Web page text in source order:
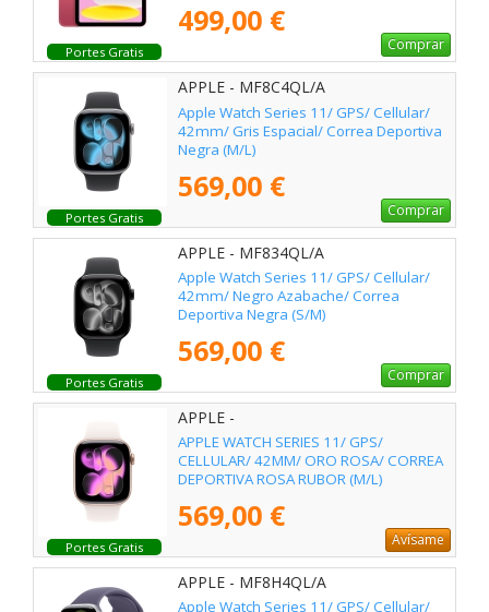
Portes Gratis
499,00 €
Comprar
Portes Gratis
APPLE - MF8C4QL/A
Apple Watch Series 11/ GPS/ Cellular/
42mm/ Gris Espacial/ Correa Deportiva
Negra (M/L)
569,00 €
Comprar
Portes Gratis
APPLE - MF834QL/A
Apple Watch Series 11/ GPS/ Cellular/
42mm/ Negro Azabache/ Correa
Deportiva Negra (S/M)
569,00 €
Comprar
Portes Gratis
APPLE -
APPLE WATCH SERIES 11/ GPS/
CELLULAR/ 42MM/ ORO ROSA/ CORREA
DEPORTIVA ROSA RUBOR (M/L)
569,00 €
Avísame
APPLE - MF8H4QL/A
Apple Watch Series 11/ GPS/ Cellular/